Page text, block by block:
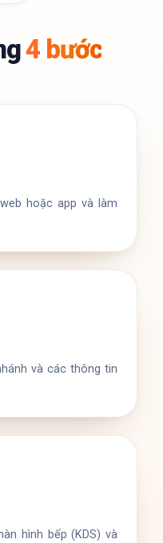
4 bước
hoặc app và làm
và các thông tin
hình bếp (KDS) và